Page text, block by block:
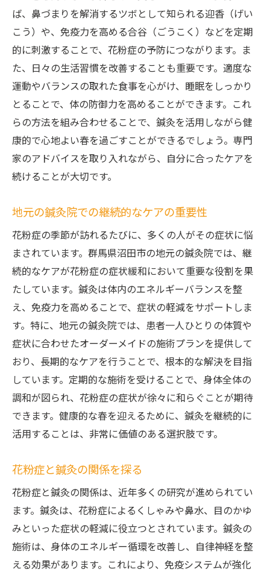
ば、鼻づまりを解消するツボとして知られる迎香（げい
こう）や、免疫力を高める合谷（ごうこく）などを定期
的に刺激することで、花粉症の予防につながります。ま
た、日々の生活習慣を改善することも重要です。適度な
運動やバランスの取れた食事を心がけ、睡眠をしっかり
とることで、体の防御力を高めることができます。これ
らの方法を組み合わせることで、鍼灸を活用しながら健
康的で心地よい春を過ごすことができるでしょう。専門
家のアドバイスを取り入れながら、自分に合ったケアを
続けることが大切です。
地元の鍼灸院での継続的なケアの重要性
花粉症の季節が訪れるたびに、多くの人がその症状に悩
まされています。群馬県沼田市の地元の鍼灸院では、継
続的なケアが花粉症の症状緩和において重要な役割を果
たしています。鍼灸は体内のエネルギーバランスを整
え、免疫力を高めることで、症状の軽減をサポートしま
す。特に、地元の鍼灸院では、患者一人ひとりの体質や
症状に合わせたオーダーメイドの施術プランを提供して
おり、長期的なケアを行うことで、根本的な解決を目指
しています。定期的な施術を受けることで、身体全体の
調和が図られ、花粉症の症状が徐々に和らぐことが期待
できます。健康的な春を迎えるために、鍼灸を継続的に
活用することは、非常に価値のある選択肢です。
花粉症と鍼灸の関係を探る
花粉症と鍼灸の関係は、近年多くの研究が進められてい
ます。鍼灸は、花粉症によるくしゃみや鼻水、目のかゆ
みといった症状の軽減に役立つとされています。鍼灸の
施術は、身体のエネルギー循環を改善し、自律神経を整
える効果があります。これにより、免疫システムが強化